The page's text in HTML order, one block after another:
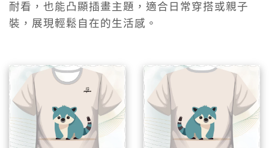
耐看，也能凸顯插畫主題，適合日常穿搭或親子
裝，展現輕鬆自在的生活感。